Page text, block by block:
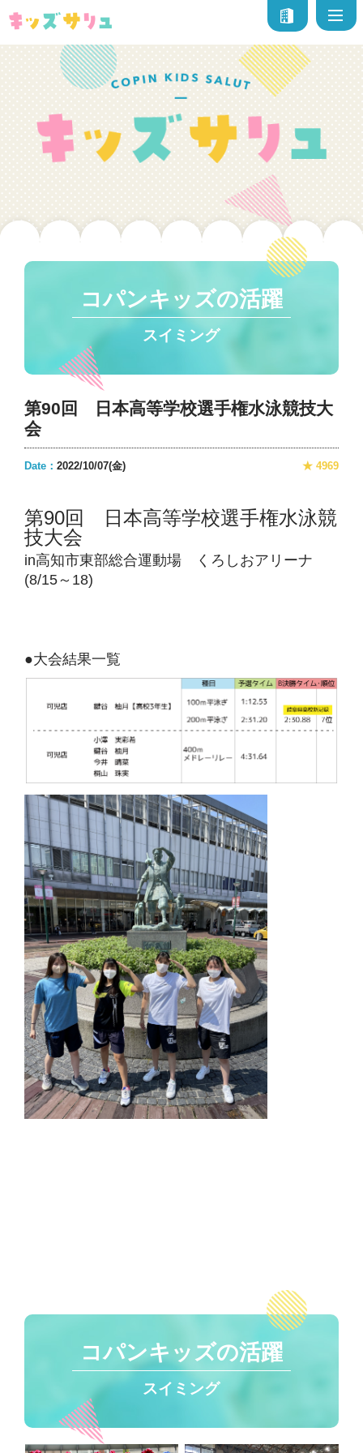
コパンキッズの活躍
スイミング
第90回 日本高等学校選手権水泳競技大
会
Date：2022/10/07(金) ★ 4969
第90回 日本高等学校選手権水泳競
技大会
in高知市東部総合運動場 くろしおアリーナ
(8/15～18)
●大会結果一覧
コパンキッズの活躍
スイミング